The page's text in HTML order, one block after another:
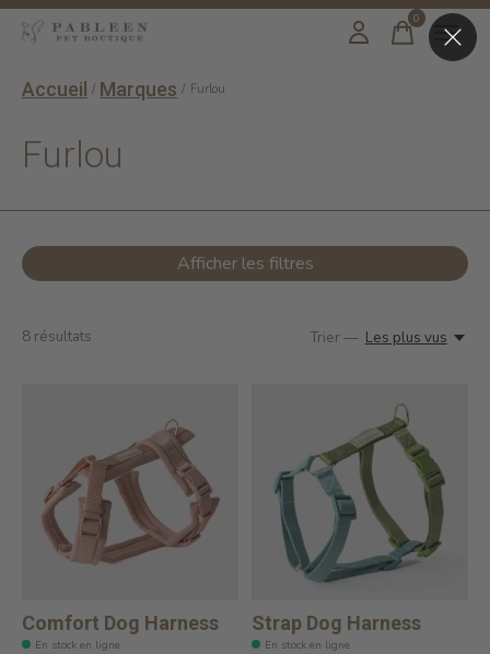
0items
Accueil / Marques / Furlou
Furlou
Afficher les filtres
8 résultats Trier — Les plus vus
Comfort Dog Harness
En stock en ligne
Strap Dog Harness
En stock en ligne